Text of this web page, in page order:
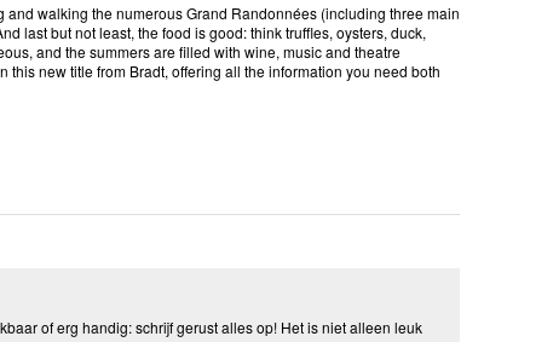
walking the numerous Grand Randonnées (including three main
last but not least, the food is good: think truffles, oysters, duck,
and the summers are filled with wine, music and theatre
new title from Bradt, offering all the information you need both
of erg handig: schrijf gerust alles op! Het is niet alleen leuk